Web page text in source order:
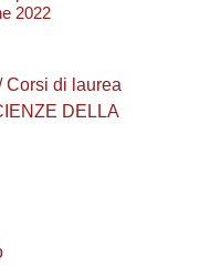
2022
Corsi di laurea
DELLA